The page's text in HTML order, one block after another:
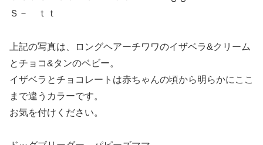
Ｓ－ ｔｔ
上記の写真は、ロングヘアーチワワのイザベラ&クリーム
とチョコ&タンのベビー。
イザベラとチョコレートは赤ちゃんの頃から明らかにここ
まで違うカラーです。
お気を付けください。